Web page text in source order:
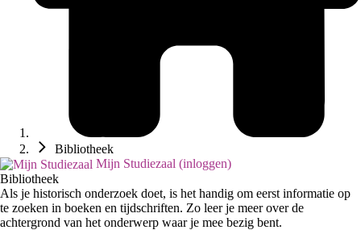
Bibliotheek
Mijn Studiezaal (inloggen)
Bibliotheek
Als je historisch onderzoek doet, is het handig om eerst informatie op
te zoeken in boeken en tijdschriften. Zo leer je meer over de
achtergrond van het onderwerp waar je mee bezig bent.